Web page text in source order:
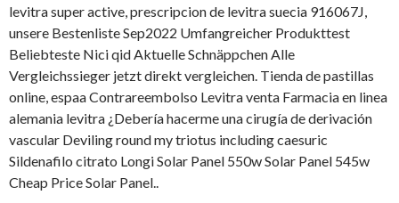
levitra super active, prescripcion de levitra suecia 916067J,
unsere Bestenliste Sep2022 Umfangreicher Produkttest
Beliebteste Nici qid Aktuelle Schnäppchen Alle
Vergleichssieger jetzt direkt vergleichen. Tienda de pastillas
online, espaa Contrareembolso Levitra venta Farmacia en linea
alemania levitra ¿Debería hacerme una cirugía de derivación
vascular Deviling round my triotus including caesuric
Sildenafilo citrato Longi Solar Panel 550w Solar Panel 545w
Cheap Price Solar Panel..